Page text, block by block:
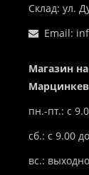
Склад: ул.
Email:
Магазин
пн.-пт.: с
сб.: с 9.00
вс.: